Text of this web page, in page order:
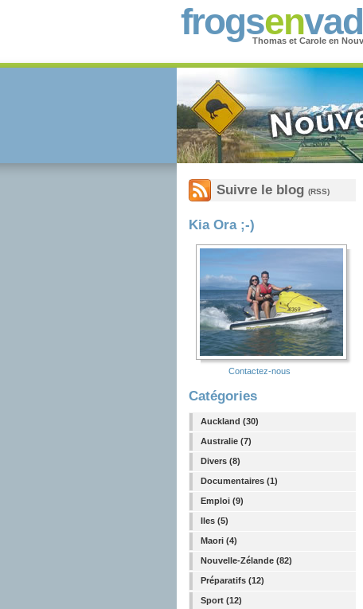
frogsen
Thomas et Carole en
Suivre le blog (RSS)
Kia Ora ;-)
Contactez-nous
Catégories
Auckland (30)
Australie (7)
Divers (8)
Documentaires (1)
Emploi (9)
Iles (5)
Maori (4)
Nouvelle-Zélande (82)
Préparatifs (12)
Sport (12)